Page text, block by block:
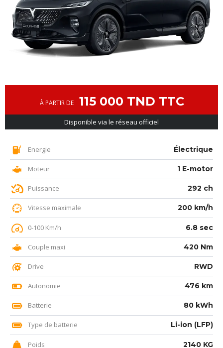
115 000 TND TTC
À PARTIR DE
Disponible via le réseau officiel
Energie Électrique
Moteur 1 E-motor
Puissance 292 ch
Vitesse maximale 200 km/h
0-100 Km/h 6.8 sec
Couple maxi 420 Nm
Drive RWD
Autonomie 476 km
Batterie 80 kWh
Type de batterie Li-ion (LFP)
Poids 2140 KG